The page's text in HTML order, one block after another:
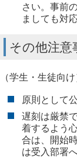
さい。事前
ましても対
その他注意
（学生・生徒向け
原則として
遅刻は厳禁
着するよう
合は、開始
は受入部署